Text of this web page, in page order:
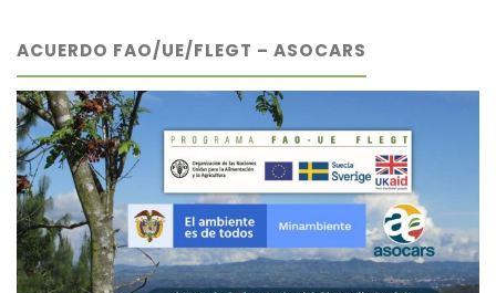
ACUERDO FAO/UE/FLEGT – ASOCARS